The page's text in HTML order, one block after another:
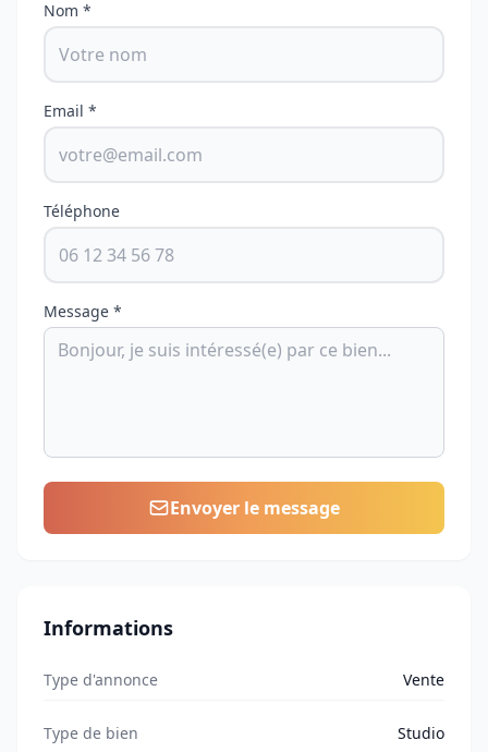
Nom *
Email *
Téléphone
Message *
Envoyer le message
Informations
Type d'annonce Vente
Type de bien Studio